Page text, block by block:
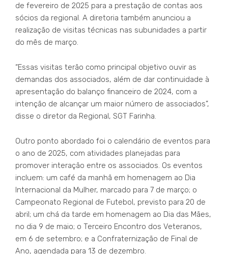
de fevereiro de 2025 para a prestação de contas aos
sócios da regional. A diretoria também anunciou a
realização de visitas técnicas nas subunidades a partir
do mês de março.
“Essas visitas terão como principal objetivo ouvir as
demandas dos associados, além de dar continuidade à
apresentação do balanço financeiro de 2024, com a
intenção de alcançar um maior número de associados”,
disse o diretor da Regional, SGT Farinha.
Outro ponto abordado foi o calendário de eventos para
o ano de 2025, com atividades planejadas para
promover interação entre os associados. Os eventos
incluem: um café da manhã em homenagem ao Dia
Internacional da Mulher, marcado para 7 de março; o
Campeonato Regional de Futebol, previsto para 20 de
abril; um chá da tarde em homenagem ao Dia das Mães,
no dia 9 de maio; o Terceiro Encontro dos Veteranos,
em 6 de setembro; e a Confraternização de Final de
Ano, agendada para 13 de dezembro.